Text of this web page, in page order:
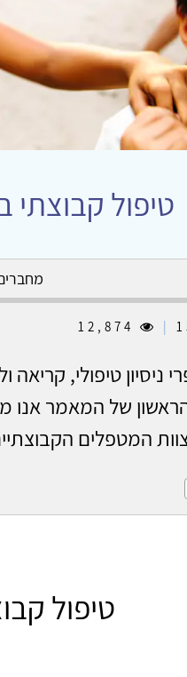
טיפול קבוצתי
|
ניסיון טיפולי,
של המאמר אנו
המטפלים
טיפול